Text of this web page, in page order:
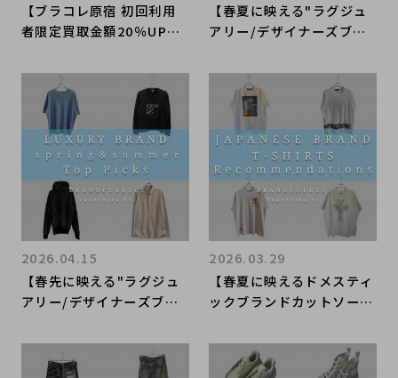
【ブラコレ原宿 初回利用
者限定買取金額20％UP】
買取サービスをご利用され
た方限定、対象ブランドの
買取成立で全品買取金額2
0%UP！！
【春夏に映える"ラグジュ
アリー/デザイナーズブラ
一枚で差がつく、ラグジュ
アリーブランドの洗練シャ
ツ！ブランドコレクト原宿
竹下通り店のオススメアイ
テムをご紹介！
【春先に映える"ラグジュ
アリー/デザイナーズブラ
スタイリングを格上げする
トップスを厳選！ブランド
2026.04.15
【春夏に映えるドメスティ
ックブランドカットソー4
人気ブランドのこだわりカ
ットソーを厳選！ブランド
2026.03.29